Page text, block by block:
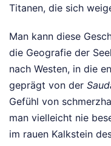
Titanen, die sich
Man kann diese
die Geografie der
nach Westen, in die
geprägt von der
Gefühl von
man vielleicht nie
im rauen Kalkstein